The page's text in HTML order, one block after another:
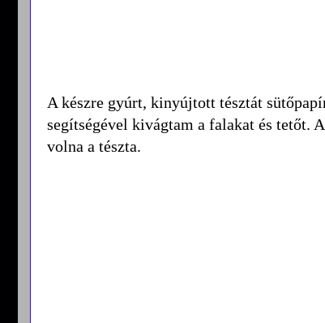
A készre gyúrt, kinyújtott tésztát
segítségével kivágtam a falakat és tetőt.
volna a tészta.